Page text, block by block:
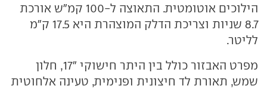
הילוכים אוטומטית. התאוצה ל-100 קמ"ש אורכת
8.7 שניות וצריכת הדלק המוצהרת היא 17.5 ק"מ
לליטר.
מפרט האבזור כולל בין היתר חישוקי "17, חלון
שמש, תאורת לד חיצונית ופנימית, טעינה אלחוטית